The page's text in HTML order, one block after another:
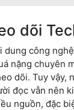
dõi
dung công
nặng chuyên
dõi. Tuy vậy,
đọc vẫn nên
nguồn, đặc